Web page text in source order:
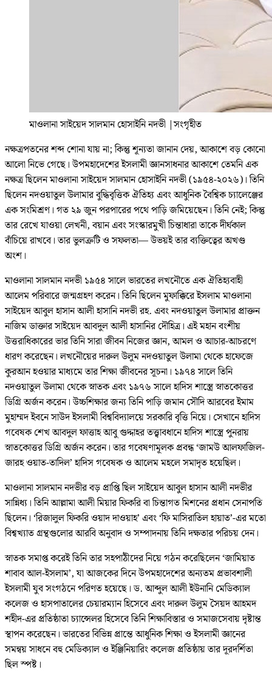
মাওলানা সাইয়েদ সালমান হোসাইনি নদভী |সংগৃহীত
নক্ষত্রপতনের শব্দ শোনা যায় না; কিন্তু শূন্যতা জানান দেয়, আকাশে বড় কোনো
আলো নিভে গেছে। উপমহাদেশের ইসলামী জ্ঞানসাধনার আকাশে তেমনি এক
নক্ষত্র ছিলেন মাওলানা সাইয়েদ সালমান হোসাইনি নদভী (১৯৫৪-২০২৬)। তিনি
ছিলেন নদওয়াতুল উলামার বুদ্ধিবৃত্তিক ঐতিহ্য এবং আধুনিক বৈশ্বিক চ্যালেঞ্জের
এক সংমিশ্রণ। গত ২৯ জুন পরপারের পথে পাড়ি জমিয়েছেন। তিনি নেই; কিন্তু
তার রেখে যাওয়া লেখনী, বয়ান এবং সংস্কারমুখী চিন্তাধারা তাকে দীর্ঘকাল
বাঁচিয়ে রাখবে। তার ভুলত্রুটি ও সফলতা— উভয়ই তার ব্যক্তিত্বের অখণ্ড
অংশ।
মাওলানা সালমান নদভী ১৯৫৪ সালে ভারতের লখনৌতে এক ঐতিহ্যবাহী
আলেম পরিবারে জন্মগ্রহণ করেন। তিনি ছিলেন মুফাক্কিরে ইসলাম মাওলানা
সাইয়েদ আবুল হাসান আলী হাসানি নদভী রহ. এবং নদওয়াতুল উলামার প্রাক্তন
নাজিম ডাক্তার সাইয়েদ আবদুল আলী হাসানির দৌহিত্র। এই মহান বংশীয়
উত্তরাধিকারের ভার তিনি সারা জীবন নিজের জ্ঞান, আমল ও আচার-আচরণে
ধারণ করেছেন। লখনৌয়ের দারুল উলুম নদওয়াতুল উলামা থেকে হাফেজে
কুরআন হওয়ার মাধ্যমে তার শিক্ষা জীবনের সূচনা। ১৯৭৪ সালে তিনি
নদওয়াতুল উলামা থেকে স্নাতক এবং ১৯৭৬ সালে হাদিস শাস্ত্রে স্নাতকোত্তর
ডিগ্রি অর্জন করেন। উচ্চশিক্ষার জন্য তিনি পাড়ি জমান সৌদি আরবের ইমাম
মুহাম্মদ ইবনে সাউদ ইসলামী বিশ্ববিদ্যালয়ে সরকারি বৃত্তি নিয়ে। সেখানে হাদিস
গবেষক শেখ আবদুল ফাত্তাহ আবু গুদ্দাহর তত্ত্বাবধানে হাদিস শাস্ত্রে পুনরায়
স্নাতকোত্তর ডিগ্রি অর্জন করেন। তার গবেষণামূলক প্রবন্ধ ‘জামউ আলফাজিল-
জারহ ওয়াত-তাদিল’ হাদিস গবেষক ও আলেম মহলে সমাদৃত হয়েছিল।
মাওলানা সালমান নদভীর বড় প্রাপ্তি ছিল সাইয়েদ আবুল হাসান আলী নদভীর
সান্নিধ্য। তিনি আল্লামা আলী মিয়ার ফিকরি বা চিন্তাগত মিশনের প্রধান সেনাপতি
ছিলেন। ‘রিজালুল ফিকরি ওয়াদ দাওয়াহ’ এবং ‘ফি মাসিরাতিল হায়াত’-এর মতো
বিশ্বখ্যাত গ্রন্থগুলোর আরবি অনুবাদ ও সম্পাদনায় তিনি দক্ষতার পরিচয় দেন।
স্নাতক সমাপ্ত করেই তিনি তার সহপাঠীদের নিয়ে গঠন করেছিলেন ‘জামিয়াত
শাবাব আল-ইসলাম’, যা আজকের দিনে উপমহাদেশের অন্যতম প্রভাবশালী
ইসলামী যুব সংগঠনে পরিণত হয়েছে। ড. আব্দুল আলী ইউনানি মেডিক্যাল
কলেজ ও হাসপাতালের চেয়ারম্যান হিসেবে এবং দারুল উলুম সৈয়দ আহমদ
শহীদ-এর প্রতিষ্ঠাতা চ্যান্সেলর হিসেবে তিনি শিক্ষাবিস্তার ও সমাজসেবায় দৃষ্টান্ত
স্থাপন করেছেন। ভারতের বিভিন্ন প্রান্তে আধুনিক শিক্ষা ও ইসলামী জ্ঞানের
সমন্বয় সাধনে বহু মেডিক্যাল ও ইঞ্জিনিয়ারিং কলেজ প্রতিষ্ঠায় তার দূরদর্শিতা
ছিল স্পষ্ট।